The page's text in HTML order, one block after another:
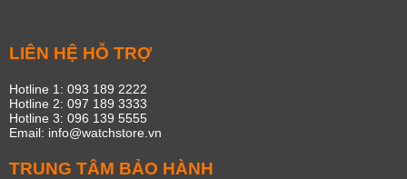
LIÊN HỆ HỖ TRỢ
Hotline 1: 093 189 2222
Hotline 2: 097 189 3333
Hotline 3: 096 139 5555
Email: info@watchstore.vn
TRUNG TÂM BẢO HÀNH